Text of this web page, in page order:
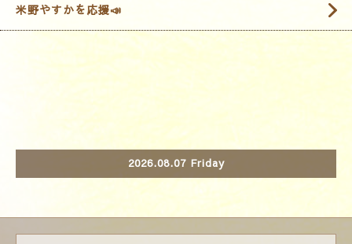
米野やすかを応援📣
2026.08.07 Friday